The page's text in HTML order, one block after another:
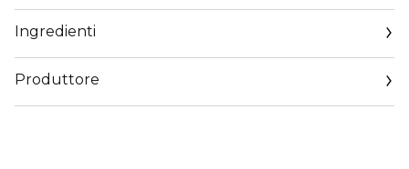
Una fragranza gourmand unica, realizzata in una formula
vegana che racchiude un potente trio di Vaniglia. Il profumo
si apre con un’Infusione di Vaniglia che dona tonalità
Ingredienti
Produttore